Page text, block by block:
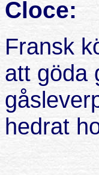
Cloce:
Fransk
att göda
hedrat